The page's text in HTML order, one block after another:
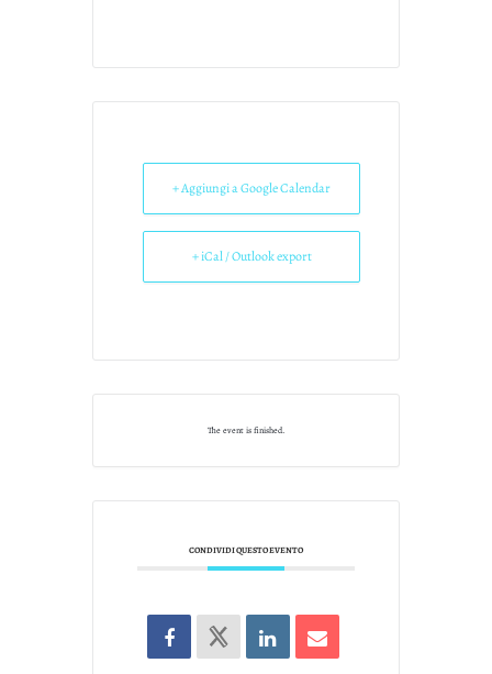
+ Aggiungi a Google Calendar
+ iCal / Outlook export
The event is finished.
CONDIVIDI QUESTO EVENTO